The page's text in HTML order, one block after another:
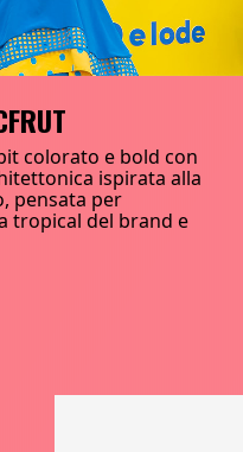
colorato e bold con
ispirata alla
pensata per
tropical del brand e